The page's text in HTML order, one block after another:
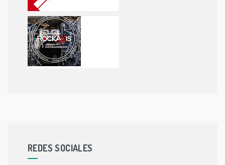
REDES SOCIALES